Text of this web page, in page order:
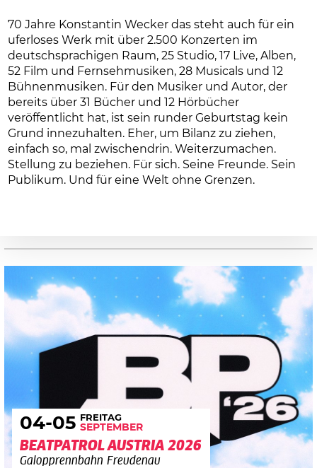
70 Jahre Konstantin Wecker das steht auch für ein
uferloses Werk mit über 2.500 Konzerten im
deutschsprachigen Raum, 25 Studio, 17 Live, Alben,
52 Film und Fernsehmusiken, 28 Musicals und 12
Bühnenmusiken. Für den Musiker und Autor, der
bereits über 31 Bücher und 12 Hörbücher
veröffentlicht hat, ist sein runder Geburtstag kein
Grund innezuhalten. Eher, um Bilanz zu ziehen,
einfach so, mal zwischendrin. Weiterzumachen.
Stellung zu beziehen. Für sich. Seine Freunde. Sein
Publikum. Und für eine Welt ohne Grenzen.
04-05 FREITAG
SEPTEMBER
BEATPATROL AUSTRIA 2026
Galopprennbahn Freudenau